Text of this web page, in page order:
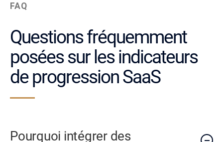
FAQ
Questions fréquemment
posées sur les indicateurs
de progression SaaS
Pourquoi intégrer des